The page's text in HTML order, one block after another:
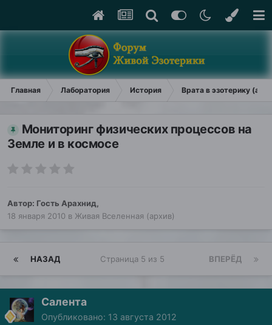
Главная Лаборатория История Врата в эзотерику
Мониторинг физических процессов на
Земле и в космосе
Автор: Гость Арахнид,
18 января 2010 в Живая Вселенная (архив)
НАЗАД ВПЕРЁД
Страница 5 из 5
Салента
Опубликовано: 13 августа 2012